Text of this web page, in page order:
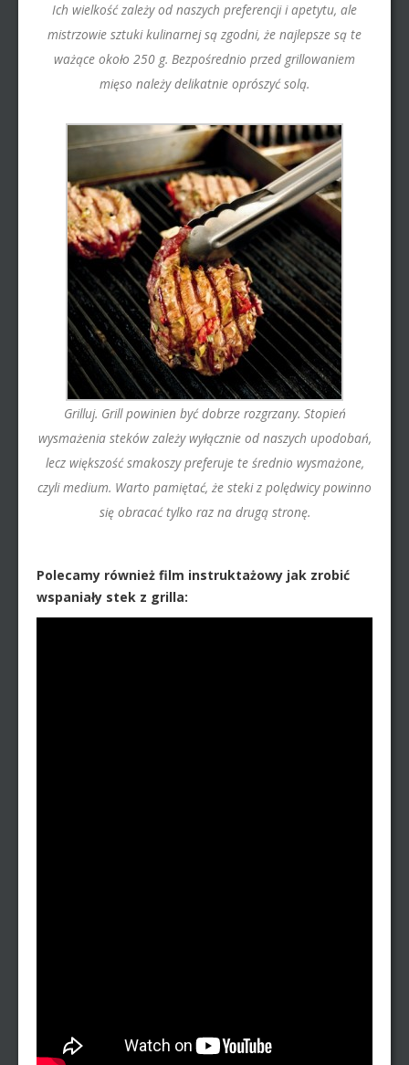
Ich wielkość zależy od naszych preferencji i apetytu, ale
mistrzowie sztuki kulinarnej są zgodni, że najlepsze są te
ważące około 250 g. Bezpośrednio przed grillowaniem
mięso należy delikatnie oprószyć solą.
Grilluj. Grill powinien być dobrze rozgrzany. Stopień
wysmażenia steków zależy wyłącznie od naszych upodobań,
lecz większość smakoszy preferuje te średnio wysmażone,
czyli medium. Warto pamiętać, że steki z polędwicy powinno
się obracać tylko raz na drugą stronę.
Polecamy również film instruktażowy jak zrobić
wspaniały stek z grilla: